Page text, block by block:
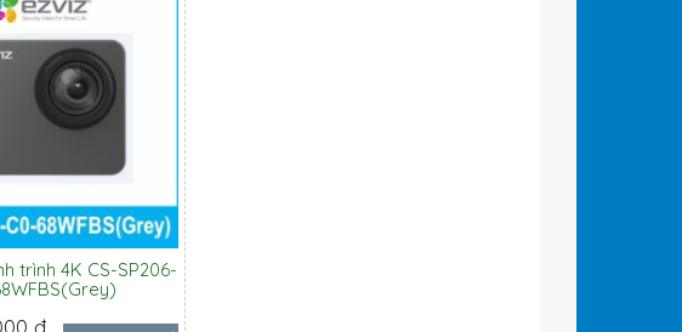
trình 4K CS-SP206-
đ